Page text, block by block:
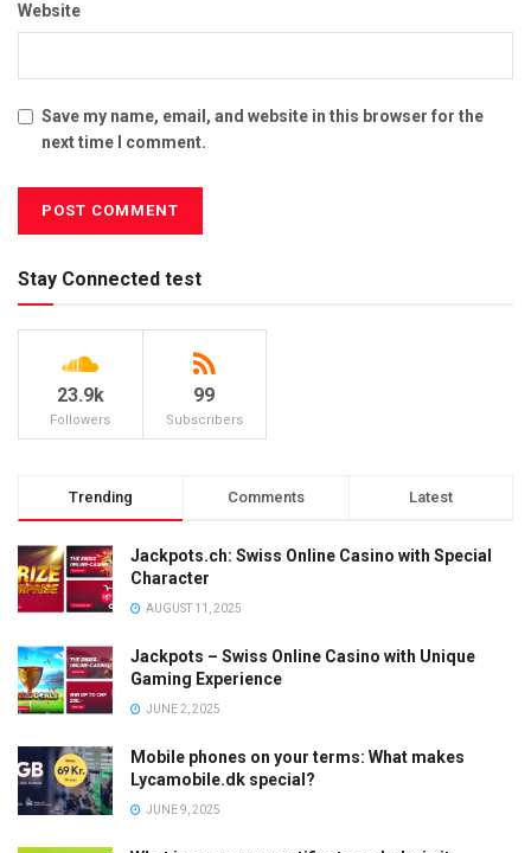
Website
Save my name, email, and website in this browser for the
next time I comment.
Stay Connected test
23.9k
Followers
99
Subscribers
Trending Comments Latest
Jackpots.ch: Swiss Online Casino with Special
Character
AUGUST 11, 2025
Jackpots – Swiss Online Casino with Unique
Gaming Experience
JUNE 2, 2025
Mobile phones on your terms: What makes
Lycamobile.dk special?
JUNE 9, 2025